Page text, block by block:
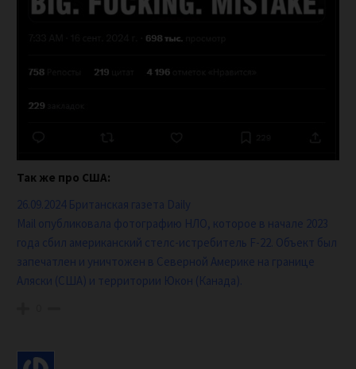
Так же про США:
26.09.2024 Британская газета Daily
Mail опубликовала фотографию НЛО, которое в начале 2023
года сбил американский стелс-истребитель F-22. Объект был
запечатлен и уничтожен в Северной Америке на границе
Аляски (США) и территории Юкон (Канада).